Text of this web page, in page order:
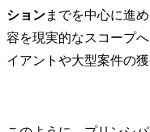
ションまでを中心に進
容を現実的なスコープ
イアントや大型案件の